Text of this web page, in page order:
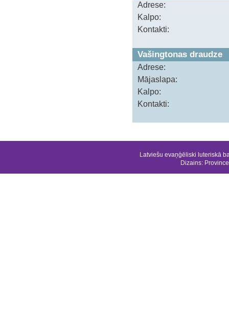
Adrese:
Kalpo:
Kontakti:
Vašingtonas draudze
Adrese:
Mājaslapa:
Kalpo:
Kontakti:
Latviešu evaņģēliski luteriskā
Dizains: